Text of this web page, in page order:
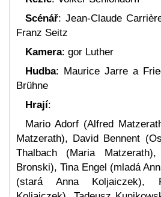
Scénář: Jean-Claude
Franz Seitz
Kamera: gor Luther
Hudba: Maurice Jarre a
Brühne
Hrají:
Mario Adorf (Alfred
Matzerath), David Bennent
Thalbach (Maria
Bronski), Tina Engel (mladá
(stará Anna Koljaiczek),